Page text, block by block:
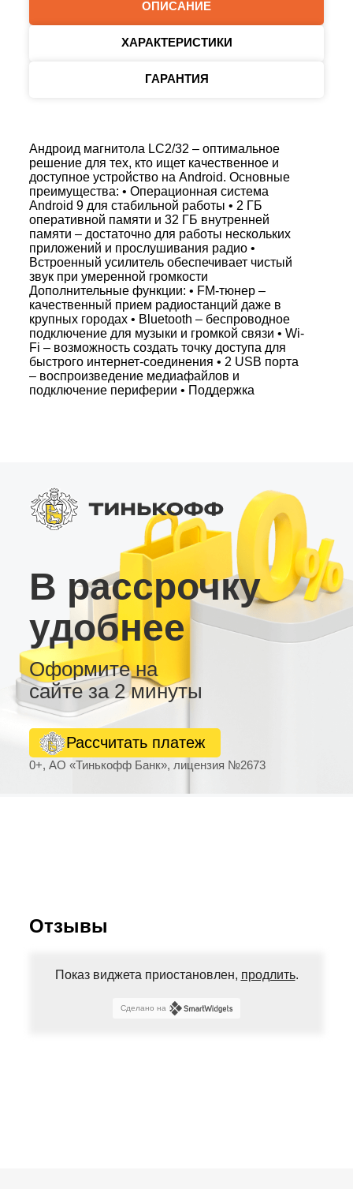
ОПИСАНИЕ
ХАРАКТЕРИСТИКИ
ГАРАНТИЯ
Андроид магнитола LC2/32 – оптимальное
решение для тех, кто ищет качественное и
доступное устройство на Android. Основные
преимущества: • Операционная система
Android 9 для стабильной работы • 2 ГБ
оперативной памяти и 32 ГБ внутренней
памяти – достаточно для работы нескольких
приложений и прослушивания радио •
Встроенный усилитель обеспечивает чистый
звук при умеренной громкости
Дополнительные функции: • FM-тюнер –
качественный прием радиостанций даже в
крупных городах • Bluetooth – беспроводное
подключение для музыки и громкой связи • Wi-
Fi – возможность создать точку доступа для
быстрого интернет-соединения • 2 USB порта
– воспроизведение медиафайлов и
подключение периферии • Поддержка
удовлетворит базовые потребности каждого
пользователя Андроид магнитола LC2/32 –
идеальный выбор для комфортного и
функционального авторазвлечения.
В рассрочку
удобнее
Оформите на
сайте за 2 минуты
0+, АО «Тинькофф Банк», лицензия №2673
Рассчитать платеж
Отзывы
Показ виджета приостановлен, продлить.
Сделано на